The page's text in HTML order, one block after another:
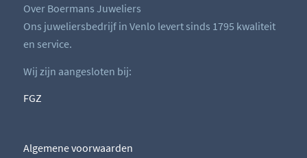
Over Boermans Juweliers
Ons juweliersbedrijf in Venlo levert sinds 1795 kwaliteit
en service.
Wij zijn aangesloten bij:
FGZ
Algemene voorwaarden